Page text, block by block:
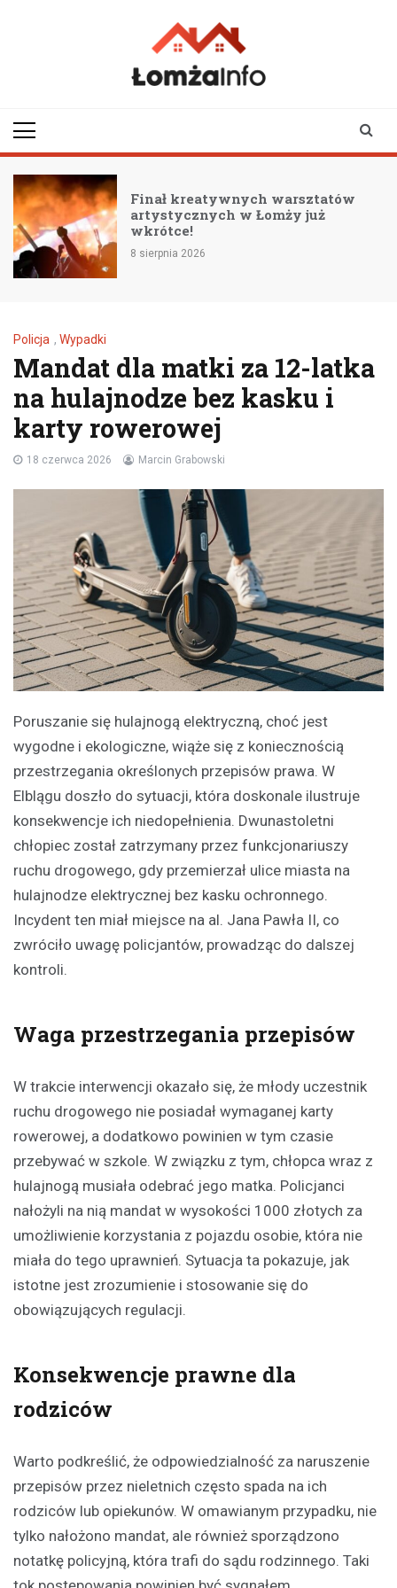
Finał kreatywnych warsztatów
artystycznych w Łomży już
wkrótce!
8 sierpnia 2026
Policja , Wypadki
Mandat dla matki za 12-latka
na hulajnodze bez kasku i
karty rowerowej
18 czerwca 2026 Marcin Grabowski
Poruszanie się hulajnogą elektryczną, choć jest
wygodne i ekologiczne, wiąże się z koniecznością
przestrzegania określonych przepisów prawa. W
Elblągu doszło do sytuacji, która doskonale ilustruje
konsekwencje ich niedopełnienia. Dwunastoletni
chłopiec został zatrzymany przez funkcjonariuszy
ruchu drogowego, gdy przemierzał ulice miasta na
hulajnodze elektrycznej bez kasku ochronnego.
Incydent ten miał miejsce na al. Jana Pawła II, co
zwróciło uwagę policjantów, prowadząc do dalszej
kontroli.
Waga przestrzegania przepisów
W trakcie interwencji okazało się, że młody uczestnik
ruchu drogowego nie posiadał wymaganej karty
rowerowej, a dodatkowo powinien w tym czasie
przebywać w szkole. W związku z tym, chłopca wraz z
hulajnogą musiała odebrać jego matka. Policjanci
nałożyli na nią mandat w wysokości 1000 złotych za
umożliwienie korzystania z pojazdu osobie, która nie
miała do tego uprawnień. Sytuacja ta pokazuje, jak
istotne jest zrozumienie i stosowanie się do
obowiązujących regulacji.
Konsekwencje prawne dla
rodziców
Warto podkreślić, że odpowiedzialność za naruszenie
przepisów przez nieletnich często spada na ich
rodziców lub opiekunów. W omawianym przypadku, nie
tylko nałożono mandat, ale również sporządzono
notatkę policyjną, która trafi do sądu rodzinnego. Taki